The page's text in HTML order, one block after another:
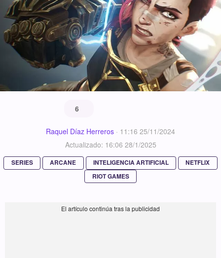
6
Raquel Díaz Herreros · 11:16 25/11/2024
Actualizado: 16:06 28/1/2025
SERIES ARCANE INTELIGENCIA ARTIFICIAL
NETFLIX
RIOT GAMES